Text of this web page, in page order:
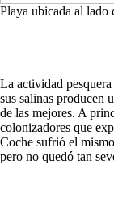
Playa ubicada al lado
La actividad
sus salinas producen
de las mejores. A
colonizadores que
Coche sufrió el
pero no quedó tan